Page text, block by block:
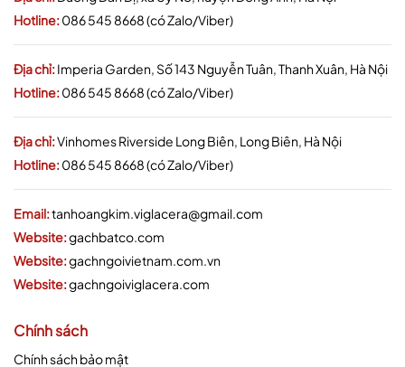
Hotline:086 545 8668 (có Zalo/Viber)
Địa chỉ:Imperia Garden, Số 143 Nguyễn Tuân, Thanh Xuân, Hà Nội
Hotline:086 545 8668 (có Zalo/Viber)
Địa chỉ:Vinhomes Riverside Long Biên, Long Biên, Hà Nội
Hotline:086 545 8668 (có Zalo/Viber)
Email:tanhoangkim.viglacera@gmail.com
Website:gachbatco.com
Website:gachngoivietnam.com.vn
Website:gachngoiviglacera.com
Chính sách
Chính sách bảo mật